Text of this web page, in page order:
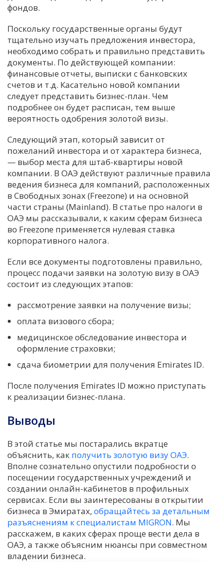
фондов.
Поскольку государственные органы будут
тщательно изучать предложения инвестора,
необходимо собрать и правильно представить
документы. По действующей компании:
финансовые отчеты, выписки с банковских
счетов и т.д. Касательно новой компании
следует представить бизнес-план. Чем
подробнее он будет расписан, тем выше
вероятность одобрения золотой визы.
Следующий этап, который зависит от
пожеланий инвестора и от характера бизнеса,
— выбор места для штаб-квартиры новой
компании. В ОАЭ действуют различные правила
ведения бизнеса для компаний, расположенных
в Свободных зонах (Freezone) и на основной
части страны (Mainland). В статье про налоги в
ОАЭ мы рассказывали, к каким сферам бизнеса
во Freezone применяется нулевая ставка
корпоративного налога.
Если все документы подготовлены правильно,
процесс подачи заявки на золотую визу в ОАЭ
состоит из следующих этапов:
рассмотрение заявки на получение визы;
оплата визового сбора;
медицинское обследование инвестора и
оформление страховки;
сдача биометрии для получения Emirates ID.
После получения Emirates ID можно приступать
к реализации бизнес-плана.
Выводы
В этой статье мы постарались вкратце
объяснить, как получить золотую визу ОАЭ.
Вполне сознательно опустили подробности о
посещении государственных учреждений и
создании онлайн-кабинетов в профильных
сервисах. Если вы заинтересованы в открытии
бизнеса в Эмиратах, обращайтесь за детальным
разъяснениям к специалистам MIGRON. Мы
расскажем, в каких сферах проще вести дела в
ОАЭ, а также объясним нюансы при совместном
владении бизнеса.